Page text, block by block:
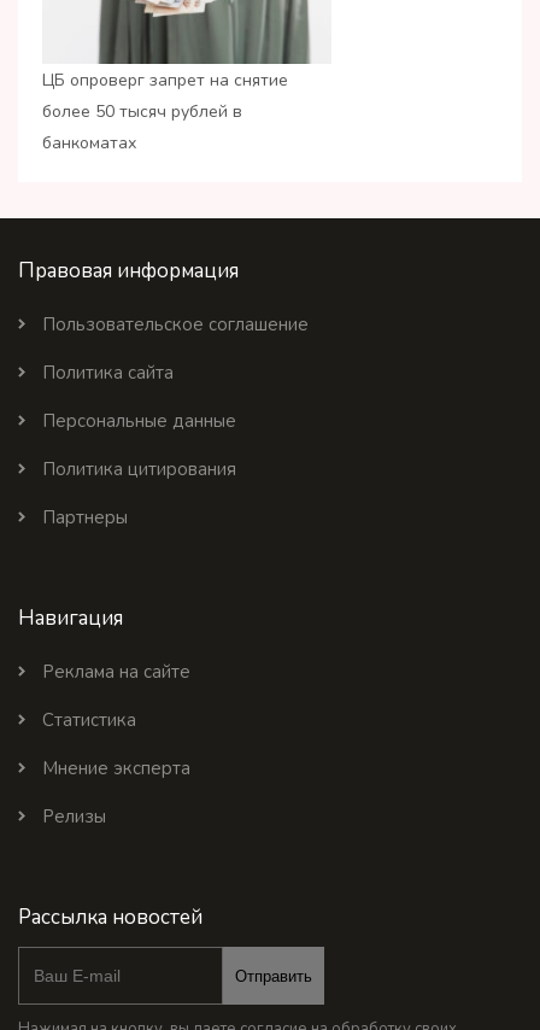
ЦБ опроверг запрет на снятие
более 50 тысяч рублей в
банкоматах
Правовая информация
Пользовательское соглашение
Политика сайта
Персональные данные
Политика цитирования
Партнеры
Навигация
Реклама на сайте
Статистика
Мнение эксперта
Релизы
Рассылка новостей
Отправить